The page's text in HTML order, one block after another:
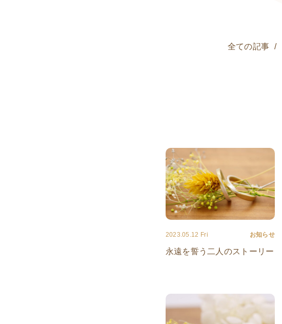
全ての記事
2023.05.12 Fri お知らせ
永遠を誓う二人のストーリー